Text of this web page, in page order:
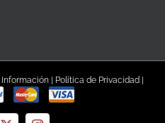
Información Política de Privacidad